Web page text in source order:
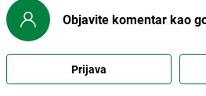
Objavite komentar kao
Prijava